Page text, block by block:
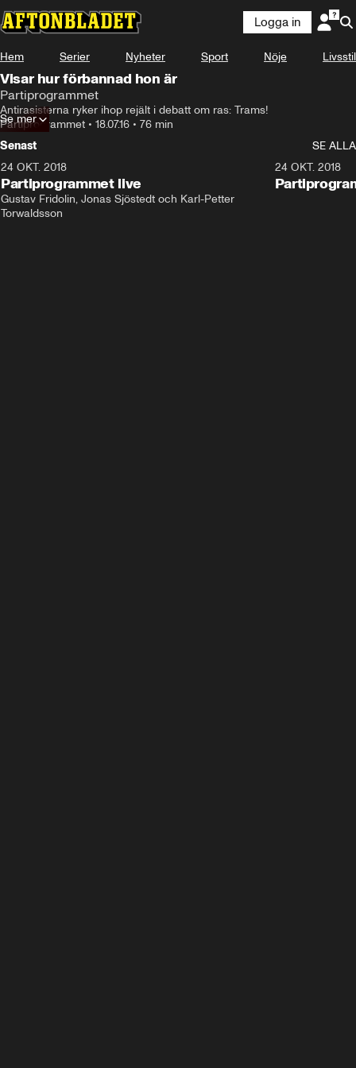
Logga in
Hem Serier Nyheter Sport Nöje Livsstil
Visar hur förbannad hon är
Partiprogrammet
Antirasisterna ryker ihop rejält i debatt om ras: Trams!
Partiprogrammet • 18.07.16 • 76 min
Se mer
Senast
SE ALLA
24 OKT. 2018
Partiprogrammet live
Gustav Fridolin, Jonas Sjöstedt och Karl-Petter
Torwaldsson
24 OKT. 2018